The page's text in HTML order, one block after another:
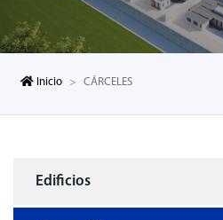
Inicio CÁRCELES
Edificios